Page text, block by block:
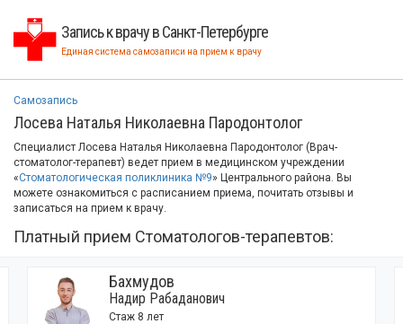
Запись к врачу в Санкт-Петербурге
Единая система самозаписи на прием к врачу
Самозапись
Лосева Наталья Николаевна Пародонтолог
Специалист Лосева Наталья Николаевна Пародонтолог (Врач-
стоматолог-терапевт) ведет прием в медицинском учреждении
«Стоматологическая поликлиника №9» Центрального района. Вы
можете ознакомиться с расписанием приема, почитать отзывы и
записаться на прием к врачу.
Платный прием Стоматологов-терапевтов:
Бахмудов
Надир Рабаданович
Стаж 8 лет